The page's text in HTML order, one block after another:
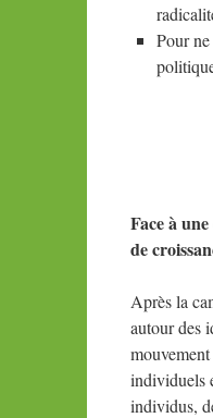
Pour
Face à
de
Après la
autour des
individuels
individus,